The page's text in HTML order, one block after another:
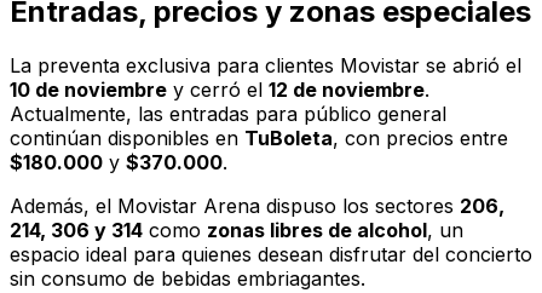
Entradas, precios y zonas especiales
La preventa exclusiva para clientes Movistar se abrió el
10 de noviembre y cerró el 12 de noviembre.
Actualmente, las entradas para público general
continúan disponibles en TuBoleta, con precios entre
$180.000 y $370.000.
Además, el Movistar Arena dispuso los sectores 206,
214, 306 y 314 como zonas libres de alcohol, un
espacio ideal para quienes desean disfrutar del concierto
sin consumo de bebidas embriagantes.